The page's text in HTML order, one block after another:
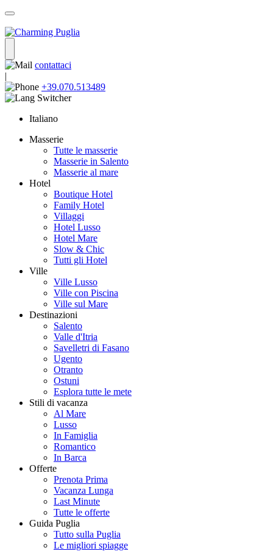
contattaci
|
+39.070.513489
Italiano
Masserie
Tutte le masserie
Masserie in Salento
Masserie al mare
Hotel
Boutique Hotel
Family Hotel
Villaggi
Hotel Lusso
Hotel Mare
Slow & Chic
Tutti gli Hotel
Ville
Ville Lusso
Ville con Piscina
Ville sul Mare
Destinazioni
Salento
Valle d'Itria
Savelletri di Fasano
Ugento
Otranto
Ostuni
Esplora tutte le mete
Stili di vacanza
Al Mare
Lusso
In Famiglia
Romantico
In Barca
Offerte
Prenota Prima
Vacanza Lunga
Last Minute
Tutte le offerte
Guida Puglia
Tutto sulla Puglia
Le migliori spiagge